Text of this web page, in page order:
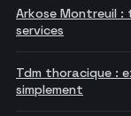
Arkose Montreuil
services
Tdm thoracique :
simplement